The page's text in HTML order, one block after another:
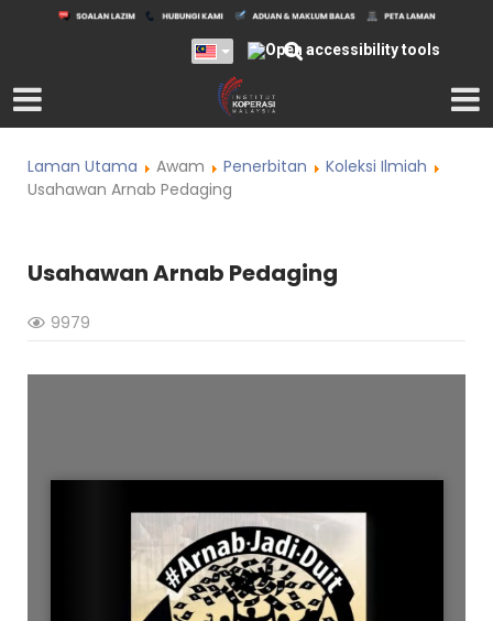
Laman Utama Awam Penerbitan
Koleksi Ilmiah
Usahawan Arnab Pedaging
Usahawan Arnab Pedaging
9979